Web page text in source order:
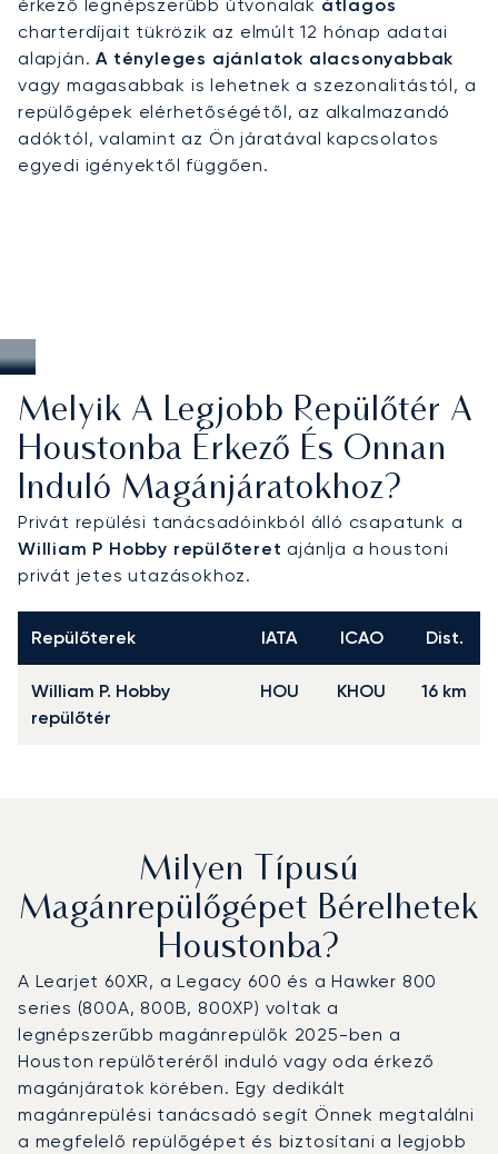
szigorú biztonsági előírások és a szolgáltatási
kiválóság elismerése. Houstonban ez a
szakértelem garantálja a pontos érkezést az
időérzékeny üzleti utazásokhoz, a személyre
szabott transzfereket az exkluzív pihenésekhez,
valamint a megbízható megoldásokat a Texas
államon belüli és az országos utazásokhoz.
érkező legnépszerűbb útvonalak átlagos
charterdíjait tükrözik az elmúlt 12 hónap adatai
alapján.A tényleges ajánlatok alacsonyabbak
vagy magasabbak is lehetnek a szezonalitástól, a
repülőgépek elérhetőségétől, az alkalmazandó
adóktól, valamint az Ön járatával kapcsolatos
egyedi igényektől függően.
Melyik A Legjobb Repülőtér A
Houstonba Érkező És Onnan
Induló Magánjáratokhoz?
Privát repülési tanácsadóinkból álló csapatunk a
William P Hobby repülőteret ajánlja a houstoni
privát jetes utazásokhoz.
Repülőterek IATA ICAO Dist.
William P. Hobby
repülőtér
HOU KHOU 16 km
Milyen Típusú
Magánrepülőgépet Bérelhetek
Houstonba?
A Learjet 60XR, a Legacy 600 és a Hawker 800
series (800A, 800B, 800XP) voltak a
legnépszerűbb magánrepülők 2025-ben a
Houston repülőteréről induló vagy oda érkező
magánjáratok körében. Egy dedikált
magánrepülési tanácsadó segít Önnek megtalálni
a megfelelő repülőgépet és biztosítani a legjobb